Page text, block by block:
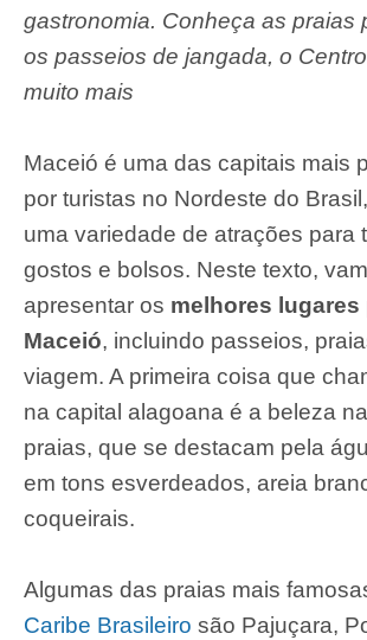
gastronomia. Conheça as praias
os passeios de jangada, o
muito mais
Maceió é uma das capitais mais
por turistas no Nordeste do
uma variedade de atrações para
gostos e bolsos. Neste texto,
apresentar os melhores lugares
Maceió, incluindo passeios,
viagem. A primeira coisa que
na capital alagoana é a beleza
praias, que se destacam pela
em tons esverdeados, areia
coqueirais.
Algumas das praias mais
Caribe Brasileiro são Pajuçara,